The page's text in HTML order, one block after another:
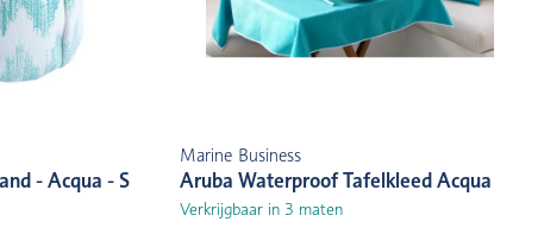
- Acqua - S
Marine Business
Aruba Waterproof Tafelkleed Acqua
Verkrijgbaar in 3 maten